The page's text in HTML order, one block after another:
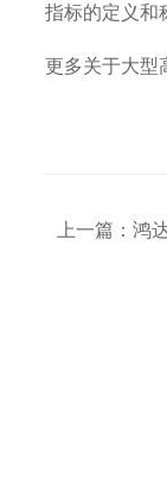
指标的定义和
更多关于大型
上一篇： 鸿